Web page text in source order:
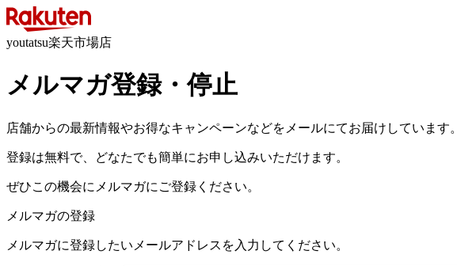
youtatsu楽天市場店
メルマガ登録・停止
店舗からの最新情報やお得なキャンペーンなどをメールにてお届けしています。
登録は無料で、どなたでも簡単にお申し込みいただけます。
ぜひこの機会にメルマガにご登録ください。
メルマガの登録
メルマガに登録したいメールアドレスを入力してください。